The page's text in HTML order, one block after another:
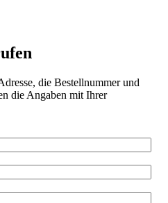
die Bestellnummer und
die Angaben mit Ihrer